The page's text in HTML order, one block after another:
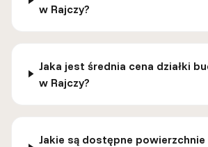
w Rajczy?
Jaka jest średnia cena działki
w Rajczy?
Jakie są dostępne powierzchnie